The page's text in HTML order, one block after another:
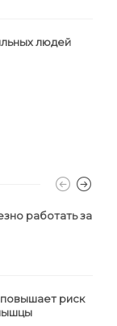
людей
работать за
риск